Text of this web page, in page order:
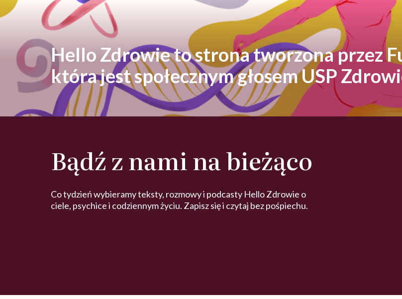
Hello Zdrowie to strona tworzona przez
która jest społecznym głosem USP
Bądź z nami na bieżąco
Co tydzień wybieramy teksty, rozmowy i podcasty Hello Zdrowie o
ciele, psychice i codziennym życiu. Zapisz się i czytaj bez pośpiechu.